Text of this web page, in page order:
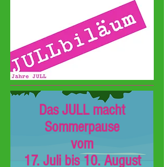
Das JULL macht
Sommerpause
vom
17. Juli bis 10. August